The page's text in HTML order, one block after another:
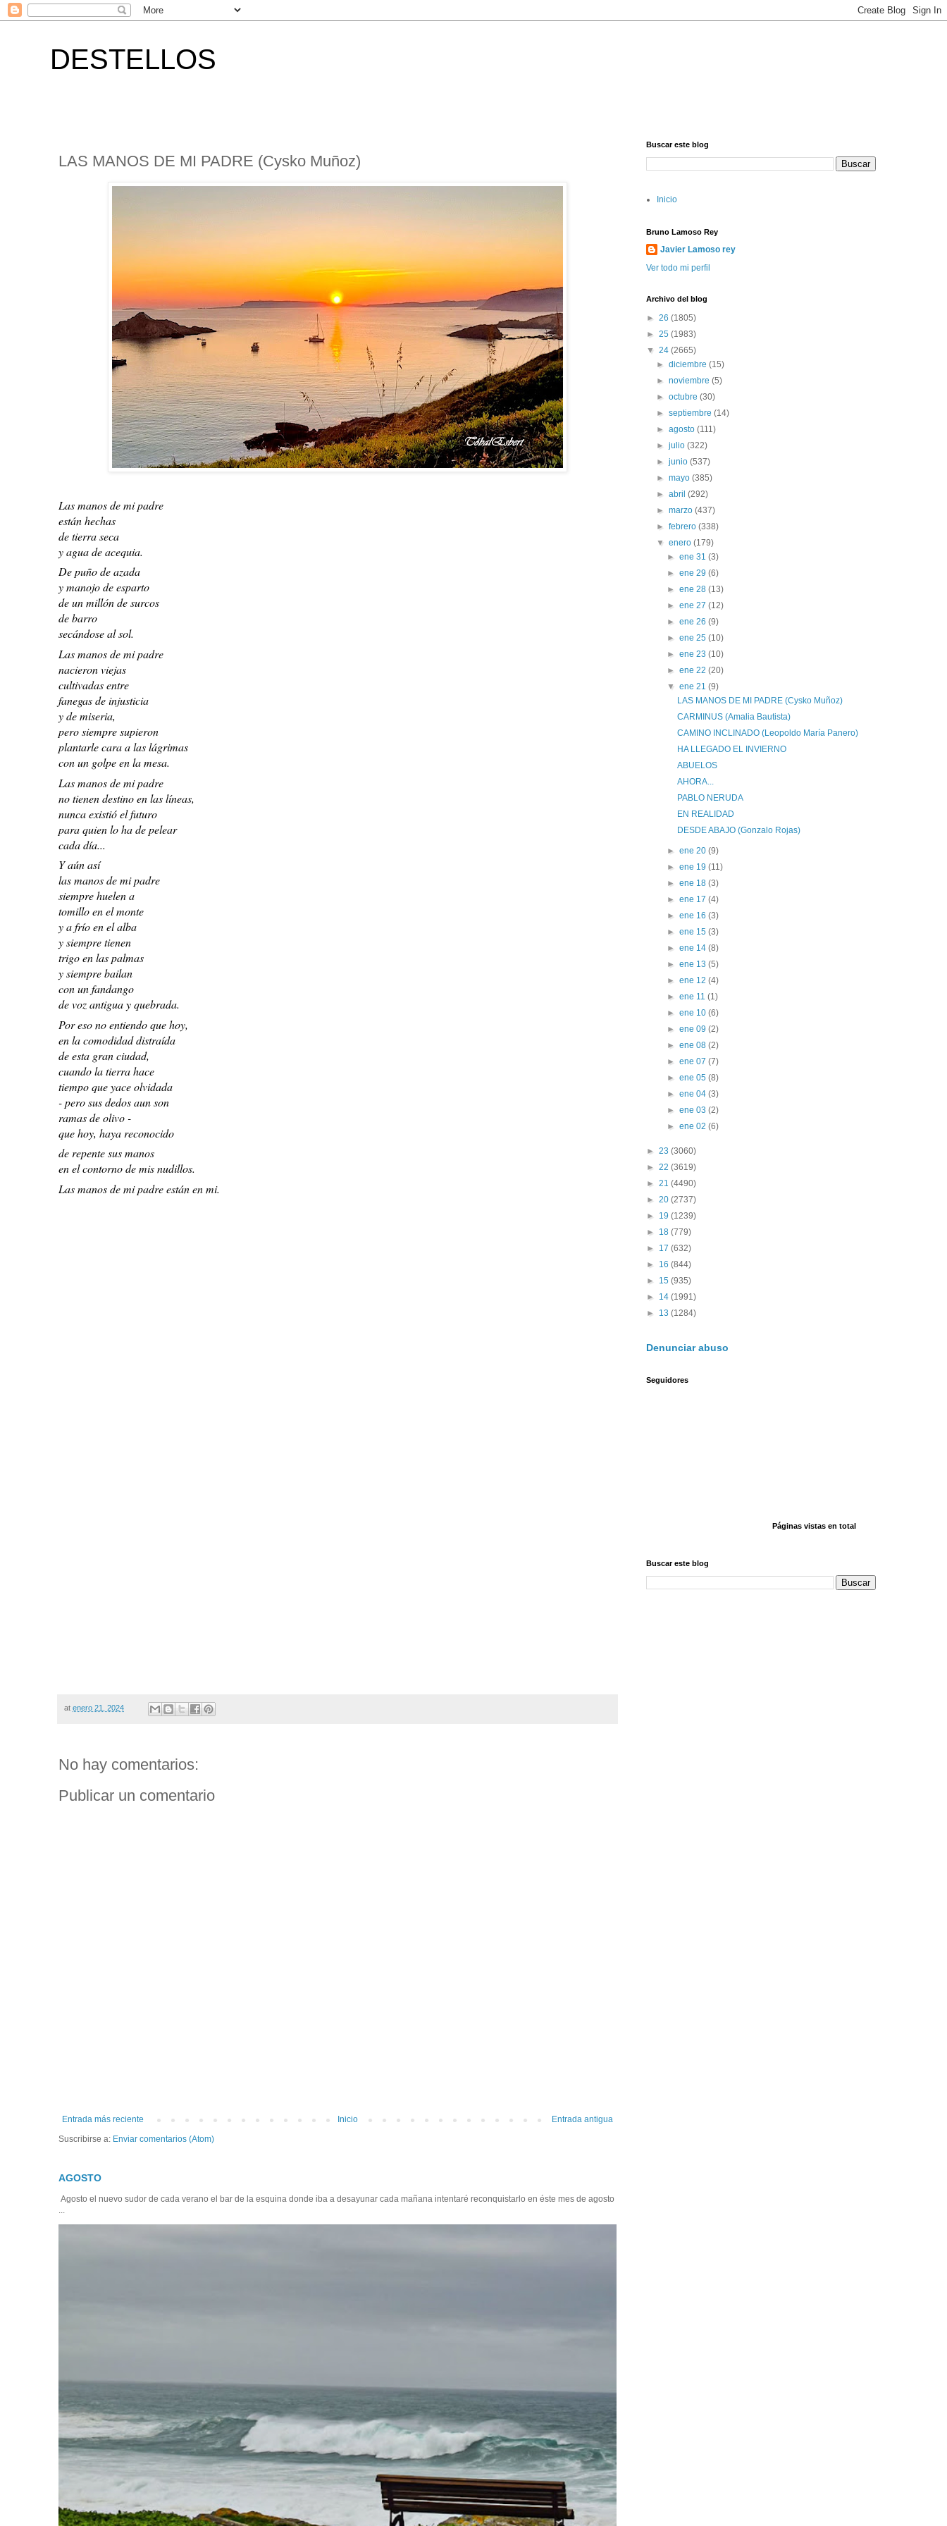
DESTELLOS
LAS MANOS DE MI PADRE (Cysko Muñoz)
Las manos de mi padre
están hechas
de tierra seca
yagua de acequia.
De puño de azada
y manojo de esparto
de un millón de surcos
de barro
secándose al sol.
Las manos de mi padre
nacieron viejas
cultivadas entre
fanegas de injusticia
y de miseria,
pero siempre supieron
plantarle cara a las lágrimas
con un golpe en la mesa.
Las manos de mi padre
no tienen destino en las líneas,
nunca existió el futuro
para quien lo ha de pelear
cada día...
Y aún así
las manos de mi padre
siempre huelen a
tomillo en el monte
y a frío en el alba
y siempre tienen
trigo en las palmas
y siempre bailan
con un fandango
de voz antigua y quebrada.
Por eso no entiendo que hoy,
en la comodidad distraída
de esta gran ciudad,
cuando la tierra hace
tiempo que yace olvidada
- pero sus dedos aun son
ramas de olivo -
que hoy, haya reconocido
de repente sus manos
en el contorno de mis nudillos.
Las manos de mi padre están en mi.
at enero 21, 2024
No hay comentarios:
Publicar un comentario
Entrada más reciente Entrada antigua
Inicio
Suscribirse a: Enviar comentarios (Atom)
AGOSTO
Agosto el nuevo sudor de cada verano el bar de la esquina donde iba a desayunar cada mañana intentaré reconquistarlo en éste mes de agosto
Buscar este blog
Inicio
Bruno Lamoso Rey
Javier Lamoso rey
Ver todo mi perfil
Archivo del blog
► 26 (1805)
► 25 (1983)
▼ 24 (2665)
►diciembre(15)
►noviembre(5)
►octubre(30)
►septiembre(14)
►agosto(111)
►julio(322)
►junio(537)
►mayo(385)
►abril(292)
►marzo(437)
►febrero(338)
▼enero(179)
► ene 31 (3)
► ene 29 (6)
► ene 28 (13)
► ene 27 (12)
► ene 26 (9)
► ene 25 (10)
► ene 23 (10)
► ene 22 (20)
▼ ene 21 (9)
LAS MANOS DE MI PADRE (Cysko Muñoz)
CARMINUS (Amalia Bautista)
CAMINO INCLINADO (Leopoldo María Panero)
HA LLEGADO EL INVIERNO
ABUELOS
AHORA...
PABLO NERUDA
EN REALIDAD
DESDE ABAJO (Gonzalo Rojas)
► ene 20 (9)
► ene 19 (11)
► ene 18 (3)
► ene 17 (4)
► ene 16 (3)
► ene 15 (3)
► ene 14 (8)
► ene 13 (5)
► ene 12 (4)
► ene 11 (1)
► ene 10 (6)
► ene 09 (2)
► ene 08 (2)
► ene 07 (7)
► ene 05 (8)
► ene 04 (3)
► ene 03 (2)
► ene 02 (6)
► 23 (3060)
► 22 (3619)
► 21 (4490)
► 20 (2737)
► 19 (1239)
► 18 (779)
► 17 (632)
► 16 (844)
► 15 (935)
► 14 (1991)
► 13 (1284)
Denunciar abuso
Seguidores
Páginas vistas en total
Buscar este blog